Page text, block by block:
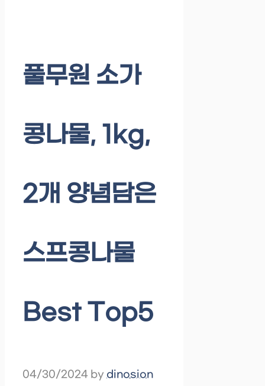
풀무원 소가
콩나물, 1kg,
2개 양념담은
스프콩나물
Best Top5
04/30/2024 by dinosion